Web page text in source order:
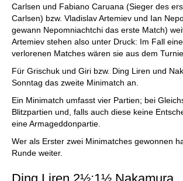
Carlsen und Fabiano Caruana (Sieger des
Carlsen) bzw. Vladislav Artemiev und Ian
gewann Nepomniachtchi das erste Match)
Artemiev stehen also unter Druck: Im Fall
verlorenen Matches wären sie aus dem
Für Grischuk und Giri bzw. Ding Liren und
Sonntag das zweite Minimatch an.
Ein Minimatch umfasst vier Partien; bei
Blitzpartien und, falls auch diese keine
eine Armageddonpartie.
Wer als Erster zwei Minimatches gewonnen
Runde weiter.